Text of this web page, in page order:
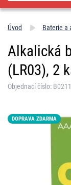
Úvod Baterie a
Alkalická
(LR03), 2
Objednací číslo:
DOPRAVA ZDARMA